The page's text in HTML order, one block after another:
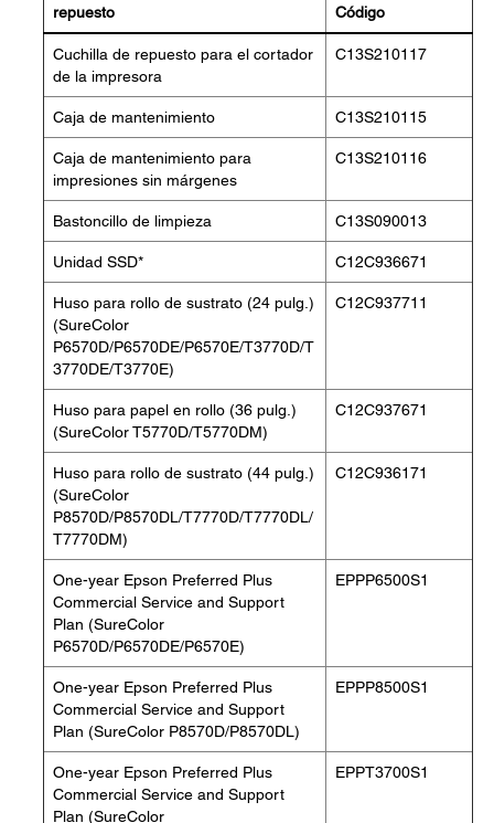
repuesto
Código
Cuchilla de repuesto para el cortador
de la impresora
C13S210117
Caja de mantenimiento C13S210115
Caja de mantenimiento para
impresiones sin márgenes
C13S210116
Bastoncillo de limpieza C13S090013
Unidad SSD* C12C936671
Huso para rollo de sustrato (24 pulg.)
(SureColor
P6570D/P6570DE/P6570E/T3770D/T
3770DE/T3770E)
C12C937711
Huso para papel en rollo (36 pulg.)
(SureColor T5770D/T5770DM)
C12C937671
Huso para rollo de sustrato (44 pulg.)
(SureColor
P8570D/P8570DL/T7770D/T7770DL/
T7770DM)
C12C936171
One-year Epson Preferred Plus
Commercial Service and Support
Plan (SureColor
P6570D/P6570DE/P6570E)
EPPP6500S1
One-year Epson Preferred Plus
Commercial Service and Support
Plan (SureColor P8570D/P8570DL)
EPPP8500S1
One-year Epson Preferred Plus
Commercial Service and Support
Plan (SureColor
EPPT3700S1